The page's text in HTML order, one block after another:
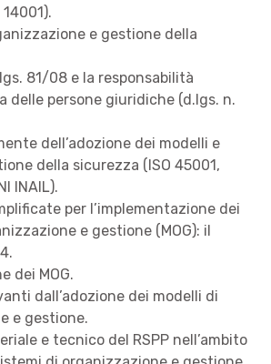
e gestione della
81/08 e la responsabilità
delle persone giuridiche (d.lgs. n.
dell’adozione dei modelli e
della sicurezza (ISO 45001,
INAIL).
per l’implementazione dei
e gestione (MOG): il
dei MOG.
dall’adozione dei modelli di
e gestione.
e tecnico del RSPP nell’ambito